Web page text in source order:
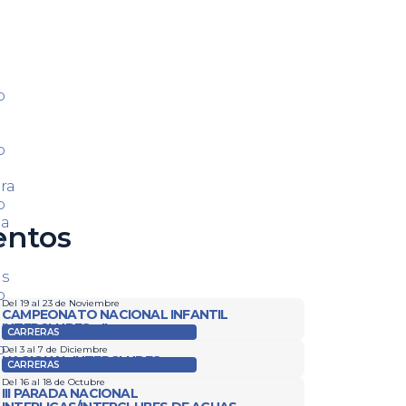
Del 19 al 23 de Noviembre
CAMPEONATO NACIONAL INFANTIL
INTERCLUBES – II
CARRERAS
Del 3 al 7 de Diciembre
NACIONAL INTERCLUBES
CARRERAS
Del 16 al 18 de Octubre
III PARADA NACIONAL